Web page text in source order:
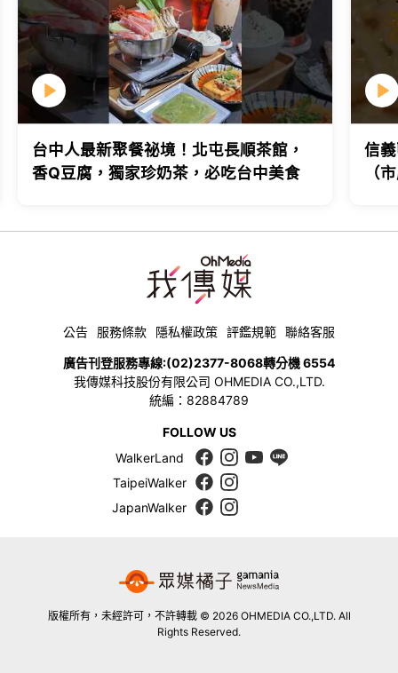
台中人最新聚餐祕境！北屯長順茶館，
香Q豆腐，獨家珍奶茶，必吃台中美食
信
（
公告 服務條款 隱私權政策 評鑑規範 聯絡客服
廣告刊登服務專線:(02)2377-8068轉分機 6554
我傳媒科技股份有限公司 OHMEDIA CO.,LTD.
統編：82884789
FOLLOW US
WalkerLand
TaipeiWalker
JapanWalker
版權所有，未經許可，不許轉載 © 2026 OHMEDIA CO.,LTD. All
Rights Reserved.